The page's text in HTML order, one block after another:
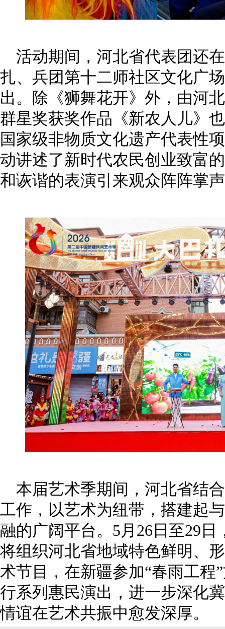
活动期间，河北省代表团还
扎、兵团第十二师社区文化广
出。除《狮舞花开》外，由河
群星奖获奖作品《新农人儿》
国家级非物质文化遗产代表性
动讲述了新时代农民创业致富
和诙谐的表演引来观众阵阵掌
本届艺术季期间，河北省结
工作，以艺术为纽带，搭建起
融的广阔平台。5月26日至29
将组织河北省地域特色鲜明、
术节目，在新疆参加“春雨工程
行系列惠民演出，进一步深化
情谊在艺术共振中愈发深厚。